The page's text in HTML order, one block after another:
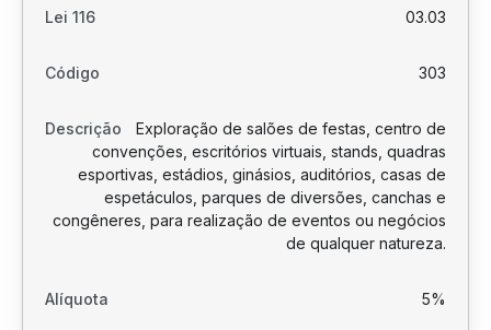
03.03
303
Exploração de salões de festas, centro de
convenções, escritórios virtuais, stands, quadras
esportivas, estádios, ginásios, auditórios, casas de
espetáculos, parques de diversões, canchas e
congêneres, para realização de eventos ou negócios
de qualquer natureza.
5%